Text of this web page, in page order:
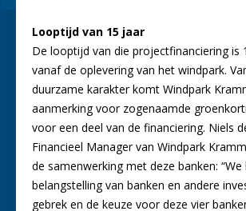
Looptijd van 15 jaar
De looptijd van die projectfinanciering is
vanaf de oplevering van het windpark.
duurzame karakter komt Windpark
aanmerking voor zogenaamde
voor een deel van de financiering. Niels
Financieel Manager van Windpark
de samenwerking met deze banken: “We
belangstelling van banken en andere
gebrek en de keuze voor deze vier